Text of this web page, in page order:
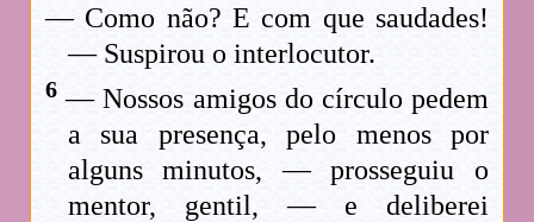
— Como não? E com que saudades!
— Suspirou o interlocutor.
6 — Nossos amigos do círculo pedem
a sua presença, pelo menos por
alguns minutos, — prosseguiu o
mentor, gentil, — e deliberei